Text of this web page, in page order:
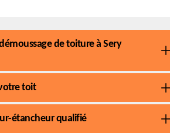
de toiture à Sery
toit
étancheur qualifié